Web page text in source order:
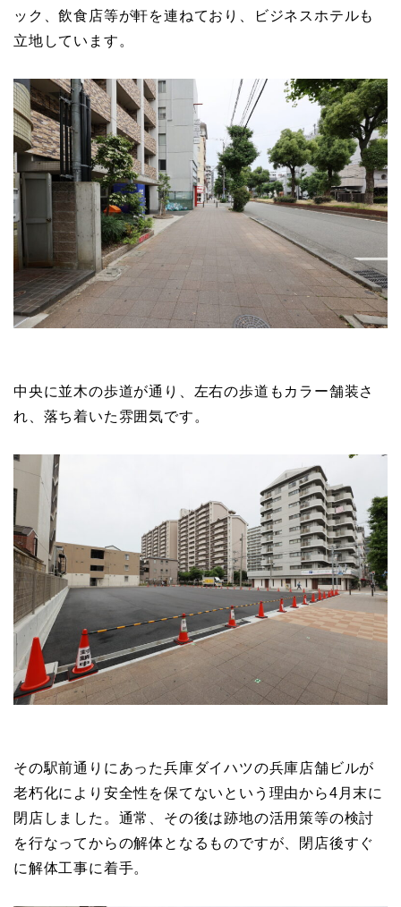
ック、飲食店等が軒を連ねており、ビジネスホテルも
立地しています。
中央に並木の歩道が通り、左右の歩道もカラー舗装さ
れ、落ち着いた雰囲気です。
その駅前通りにあった兵庫ダイハツの兵庫店舗ビルが
老朽化により安全性を保てないという理由から4月末に
閉店しました。通常、その後は跡地の活用策等の検討
を行なってからの解体となるものですが、閉店後すぐ
に解体工事に着手。